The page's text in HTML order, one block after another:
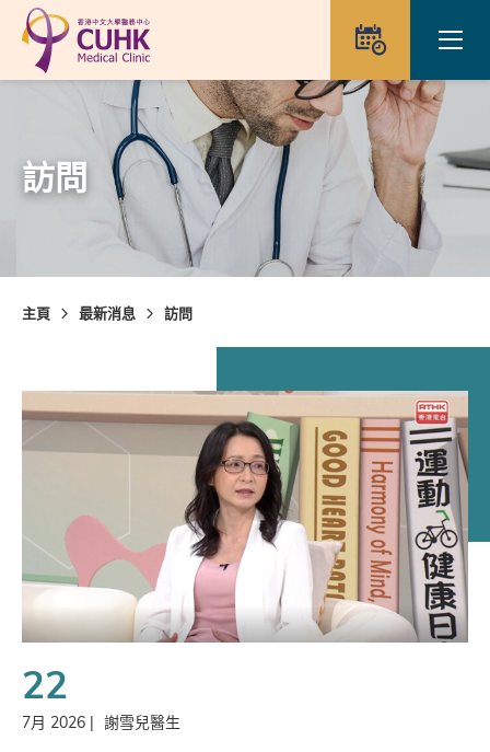
Skip to main content
預約
訪問
主頁 最新消息 訪問
22
7月 2026 | 謝雪兒醫生